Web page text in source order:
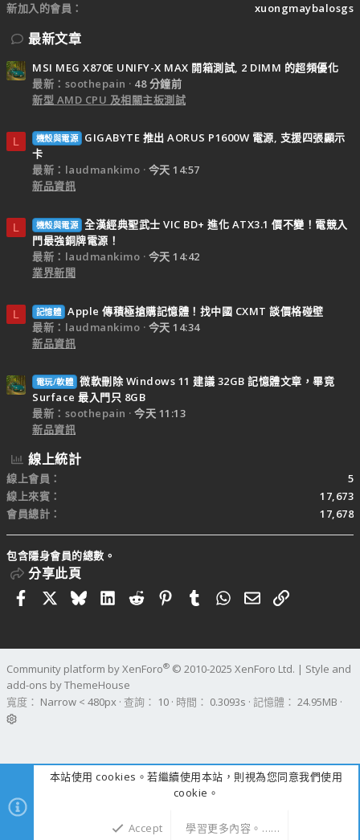
新加入的會員
xuongmaybalosgs
最新文章
MSI MEG X870E UNIFY-X MAX 開箱測試, 2 DIMM 的超頻優化
最新：soothepain
48 分鐘前
新型 AMD CPU 及相關主板測試
L 機殼與電源
GIGABYTE 推出 AORUS P1600W 電源, 支援四張顯示
卡
最新：laudmankimo
今天 14:57
新品資訊
L 機殼與電源 全漢經典聖武士 VIC BD+ 進化 ATX3.1 價不變！電競入
門最強銅牌電源！
最新：laudmankimo
今天 14:42
業界新聞
L 記憶體 Apple 傳積極搶購記憶體！找中國 CXMT 談價格碰壁
最新：laudmankimo
今天 14:34
新品資訊
電玩/軟體 微軟刪除 Windows 11 建議 32GB 記憶體文章，畢竟
Surface 最入門只 8GB
最新：soothepain
今天 11:13
新品資訊
線上統計
線上會員
5
線上來賓
17,673
會員總計
17,678
包含隱身會員的總數。
分享此頁
FacebookBlueskyLinkedIn
RedditPinterestTumblrWhatsApp
電子郵件
連結
Community platform by XenForo® © 2010-2025 XenForo Ltd. | Style and
add-ons by ThemeHouse
寬度
查詢 10 時間 0.3093s 記憶體 24.95MB
本站使用 cookies。若繼續使用本站，則視為您同意我們使用
cookie。
Accept 學習更多內容。……